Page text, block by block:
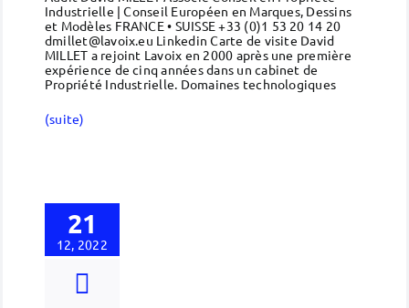
Industrielle | Conseil Européen en Marques, Dessins
et Modèles FRANCE • SUISSE +33 (0)1 53 20 14 20
dmillet@lavoix.eu Linkedin Carte de visite David
MILLET a rejoint Lavoix en 2000 après une première
expérience de cinq années dans un cabinet de
Propriété Industrielle. Domaines technologiques
(suite)
21
12, 2022